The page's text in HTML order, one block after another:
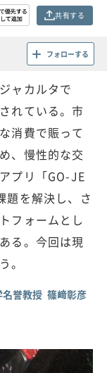
共有する
フォローする
ャカルタで
れている。市
消費で賑って
、慢性的な交
プリ「GO-JE
題を解決し、さ
フォームとし
る。今回は現
。
名誉教授 篠﨑彰彦